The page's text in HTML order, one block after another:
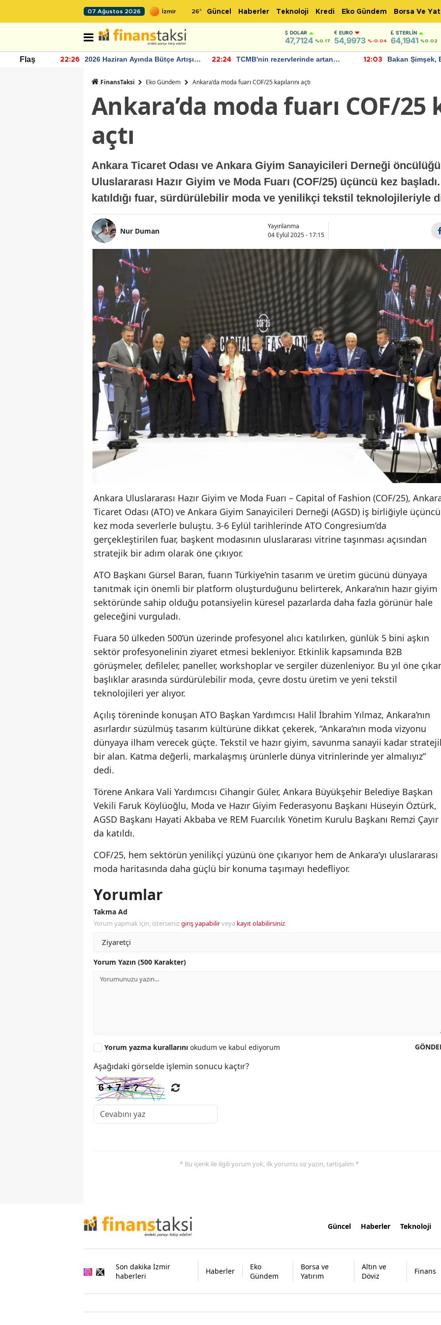
07 Ağustos 2026 26° Güncel Haberler Teknoloji Kredi Eko Gündem Borsa Ve
DOLAR
47,7124 %0.17
EURO
54,9973 %-0.04
STERLIN
64,1941 %0.02
Flaş 22:26
2026 Haziran Ayında Bütçe Artışı
22:24
TCMB'nin rezervlerinde artan
12:03
Bakan Şimşek,
FinansTaksi Eko Gündem Ankara’da moda fuarı COF/25 kapılarını açtı
Ankara’da moda fuarı COF/25
açtı
Ankara Ticaret Odası ve Ankara Giyim Sanayicileri Derneği
Uluslararası Hazır Giyim ve Moda Fuarı (COF/25) üçüncü kez
katıldığı fuar, sürdürülebilir moda ve yenilikçi tekstil teknolojileriyle
Nur Duman
Yayınlanma
04 Eylül 2025 - 17:15
Ankara Uluslararası Hazır Giyim ve Moda Fuarı – Capital of Fashion (COF/25),
Ticaret Odası (ATO) ve Ankara Giyim Sanayicileri Derneği (AGSD) iş birliğiyle üçüncü
kez moda severlerle buluştu. 3-6 Eylül tarihlerinde ATO Congresium’da
gerçekleştirilen fuar, başkent modasının uluslararası vitrine taşınması açısından
stratejik bir adım olarak öne çıkıyor.
ATO Başkanı Gürsel Baran, fuarın Türkiye’nin tasarım ve üretim gücünü dünyaya
tanıtmak için önemli bir platform oluşturduğunu belirterek, Ankara’nın hazır giyim
sektöründe sahip olduğu potansiyelin küresel pazarlarda daha fazla görünür hale
geleceğini vurguladı.
Fuara 50 ülkeden 500’ün üzerinde profesyonel alıcı katılırken, günlük 5 bini aşkın
sektör profesyonelinin ziyaret etmesi bekleniyor. Etkinlik kapsamında B2B
görüşmeler, defileler, paneller, workshoplar ve sergiler düzenleniyor. Bu yıl öne
başlıklar arasında sürdürülebilir moda, çevre dostu üretim ve yeni tekstil
teknolojileri yer alıyor.
Açılış töreninde konuşan ATO Başkan Yardımcısı Halil İbrahim Yılmaz, Ankara’nın
asırlardır süzülmüş tasarım kültürüne dikkat çekerek, “Ankara’nın moda vizyonu
dünyaya ilham verecek güçte. Tekstil ve hazır giyim, savunma sanayii kadar
bir alan. Katma değerli, markalaşmış ürünlerle dünya vitrinlerinde yer almalıyız”
dedi.
Törene Ankara Vali Yardımcısı Cihangir Güler, Ankara Büyükşehir Belediye Başkan
Vekili Faruk Köylüoğlu, Moda ve Hazır Giyim Federasyonu Başkanı Hüseyin Öztürk,
AGSD Başkanı Hayati Akbaba ve REM Fuarcılık Yönetim Kurulu Başkanı Remzi Çayır
da katıldı.
COF/25, hem sektörün yenilikçi yüzünü öne çıkarıyor hem de Ankara’yı uluslararası
moda haritasında daha güçlü bir konuma taşımayı hedefliyor.
Yorumlar
Takma Ad
Yorum yapmak için, istersenizgiriş yapabilirveya kayıt olabilirsiniz.
Yorum Yazın (500 Karakter)
Yorum yazma kurallarını okudum ve kabul ediyorum
Aşağıdaki görselde işlemin sonucu kaçtır?
* Bu içerik ile ilgili yorum yok, ilk yorumu siz yazın, tartışalım *
Güncel Haberler Teknoloji
Son dakika İzmir
haberleri
Haberler
Eko
Gündem
Borsa ve
Yatırım
Altın ve
Döviz
Finans